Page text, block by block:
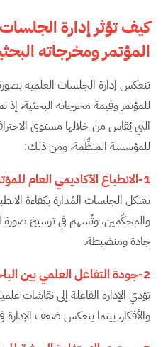
كيف تؤثر إدارة
المؤتمر ومخرجاته
تنعكس إدارة الجلسات العلمية
للمؤتمر وقيمة مخرجاته البحثية،
التي يُقاس من خلالها مستوى
للمؤسسة المنظِّمة، ومن ذلك:
1-الانطباع الأكاديمي العام للمؤتمر
تشكل الجلسات المُدارة بكفاءة
والمحكّمين، وتُسهم في ترسيخ صورة
جادة ومنضبطة.
2-جودة التفاعل العلمي بين الباحثين
تؤدي الإدارة الفاعلة إلى نقاشات
والأفكار، بينما ينعكس ضعف